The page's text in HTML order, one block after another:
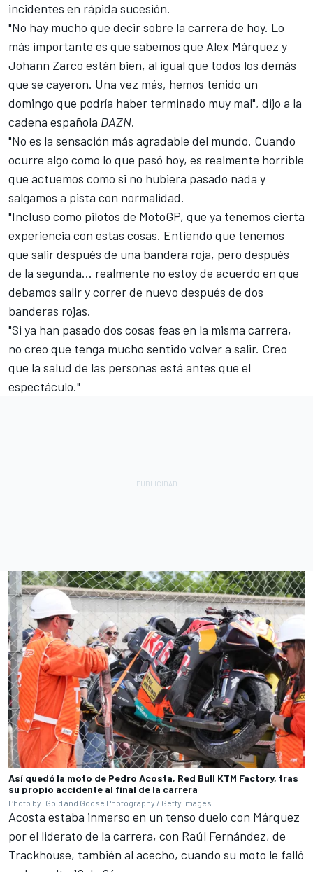
incidentes en rápida sucesión.
"No hay mucho que decir sobre la carrera de hoy. Lo
más importante es que sabemos que Alex Márquez y
Johann Zarco están bien, al igual que todos los demás
que se cayeron. Una vez más, hemos tenido un
domingo que podría haber terminado muy mal", dijo a la
cadena española DAZN.
"No es la sensación más agradable del mundo. Cuando
ocurre algo como lo que pasó hoy, es realmente horrible
que actuemos como si no hubiera pasado nada y
salgamos a pista con normalidad.
"Incluso como pilotos de MotoGP, que ya tenemos cierta
experiencia con estas cosas. Entiendo que tenemos
que salir después de una bandera roja, pero después
de la segunda... realmente no estoy de acuerdo en que
debamos salir y correr de nuevo después de dos
banderas rojas.
"Si ya han pasado dos cosas feas en la misma carrera,
no creo que tenga mucho sentido volver a salir. Creo
que la salud de las personas está antes que el
espectáculo."
Así quedó la moto de Pedro Acosta, Red Bull KTM Factory, tras
su propio accidente al final de la carrera
Photo by: Gold and Goose Photography / Getty Images
Acosta estaba inmerso en un tenso duelo con Márquez
por el liderato de la carrera, con Raúl Fernández, de
Trackhouse, también al acecho, cuando su moto le falló